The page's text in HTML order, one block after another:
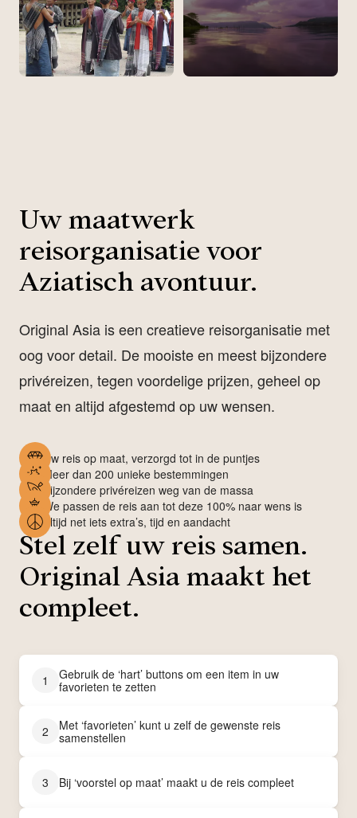
Uw maatwerk
reisorganisatie voor
Aziatisch avontuur.
Original Asia is een creatieve reisorganisatie met
oog voor detail. De mooiste en meest bijzondere
privéreizen, tegen voordelige prijzen, geheel op
maat en altijd afgestemd op uw wensen.
Uw reis op maat, verzorgd tot in de puntjes
Meer dan 200 unieke bestemmingen
Bijzondere privéreizen weg van de massa
We passen de reis aan tot deze 100% naar wens is
Altijd net iets extra’s, tijd en aandacht
Stel zelf uw reis samen.
Original Asia maakt het
compleet.
1
Gebruik de ‘hart’ buttons om een item in uw
favorieten te zetten
2
Met ‘favorieten’ kunt u zelf de gewenste reis
samenstellen
3 Bij ‘voorstel op maat’ maakt u de reis compleet